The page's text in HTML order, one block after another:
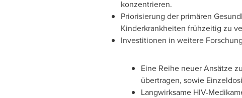
konzentrieren.
Priorisierung der primären
Kinderkrankheiten frühzeitig zu
Investitionen in weitere
Eine Reiheneuer Ansätze
übertragen, sowie
Langwirksame HIV-